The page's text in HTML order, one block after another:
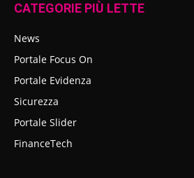
CATEGORIE PIÙ LETTE
News
Portale Focus On
Portale Evidenza
Sicurezza
Portale Slider
FinanceTech